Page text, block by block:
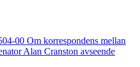
00 Om korrespondens mellan
Alan Cranston avseende